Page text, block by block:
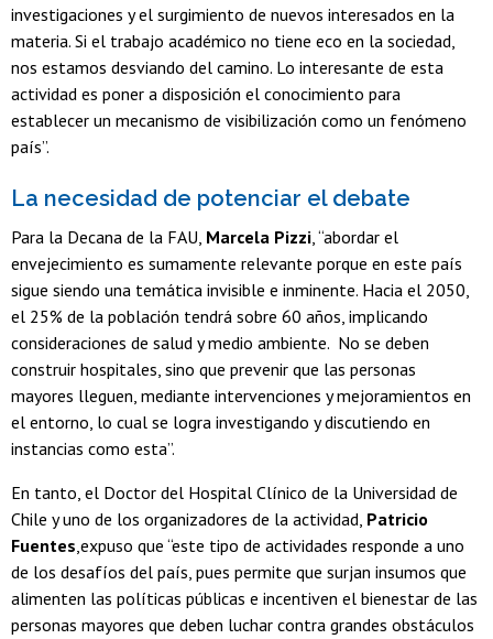
investigaciones y el surgimiento de nuevos interesados en la
materia. Si el trabajo académico no tiene eco en la sociedad,
nos estamos desviando del camino. Lo interesante de esta
actividad es poner a disposición el conocimiento para
establecer un mecanismo de visibilización como un fenómeno
país”.
La necesidad de potenciar el debate
Para la Decana de la FAU, Marcela Pizzi, “abordar el
envejecimiento es sumamente relevante porque en este país
sigue siendo una temática invisible e inminente. Hacia el 2050,
el 25% de la población tendrá sobre 60 años, implicando
consideraciones de salud y medio ambiente. No se deben
construir hospitales, sino que prevenir que las personas
mayores lleguen, mediante intervenciones y mejoramientos en
el entorno, lo cual se logra investigando y discutiendo en
instancias como esta”.
En tanto, el Doctor del Hospital Clínico de la Universidad de
Chile y uno de los organizadores de la actividad, Patricio
Fuentes,expuso que “este tipo de actividades responde a uno
de los desafíos del país, pues permite que surjan insumos que
alimenten las políticas públicas e incentiven el bienestar de las
personas mayores que deben luchar contra grandes obstáculos